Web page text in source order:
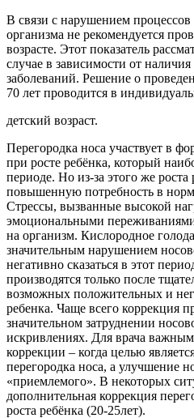
В связи с нарушением
организма не рекомендуется
возрасте. Этот показатель
случае в зависимости от
заболеваний. Решение о
70 лет проводится в
детский возраст.
Перегородка носа участвует в
при росте ребёнка, который
периоде. Но из-за этого же
повышенную потребность в
Стрессы, вызванные высокой
эмоциональными
на организм. Кислородное
значительным нарушением
негативно сказаться в этот
производятся только после
возможных положительных и
ребенка. Чаще всего коррекция
значительном затруднении
искривлениях. Для врача
коррекции – когда целью
перегородка носа, а улучшение
«приемлемого». В некоторых
дополнительная коррекция
роста ребёнка (20-25лет).